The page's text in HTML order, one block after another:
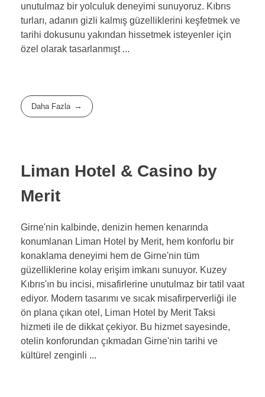
unutulmaz bir yolculuk deneyimi sunuyoruz. Kıbrıs
turları, adanın gizli kalmış güzelliklerini keşfetmek ve
tarihi dokusunu yakından hissetmek isteyenler için
özel olarak tasarlanmışt ...
Daha Fazla
Liman Hotel & Casino by
Merit
Girne'nin kalbinde, denizin hemen kenarında
konumlanan Liman Hotel by Merit, hem konforlu bir
konaklama deneyimi hem de Girne'nin tüm
güzelliklerine kolay erişim imkanı sunuyor. Kuzey
Kıbrıs'ın bu incisi, misafirlerine unutulmaz bir tatil vaat
ediyor. Modern tasarımı ve sıcak misafirperverliği ile
ön plana çıkan otel, Liman Hotel by Merit Taksi
hizmeti ile de dikkat çekiyor. Bu hizmet sayesinde,
otelin konforundan çıkmadan Girne'nin tarihi ve
kültürel zenginli ...